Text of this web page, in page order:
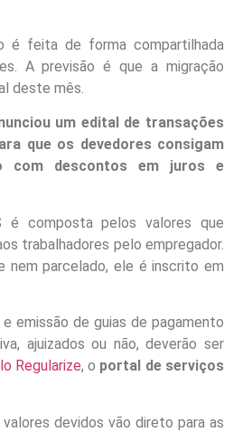
é feita de forma compartilhada
A previsão é que a migração
deste mês.
um edital de transações
que os devedores consigam
com descontos em juros e
é composta pelos valores que
trabalhadores pelo empregador.
nem parcelado, ele é inscrito em
emissão de guias de pagamento
ajuizados ou não, deverão ser
Regularize, o portal de serviços
devidos vão direto para as